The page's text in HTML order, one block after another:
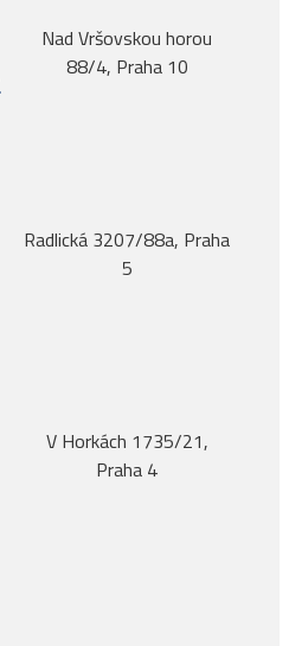
Nad Vršovskou horou
88/4, Praha 10
Radlická 3207/88a, Praha
5
V Horkách 1735/21,
Praha 4